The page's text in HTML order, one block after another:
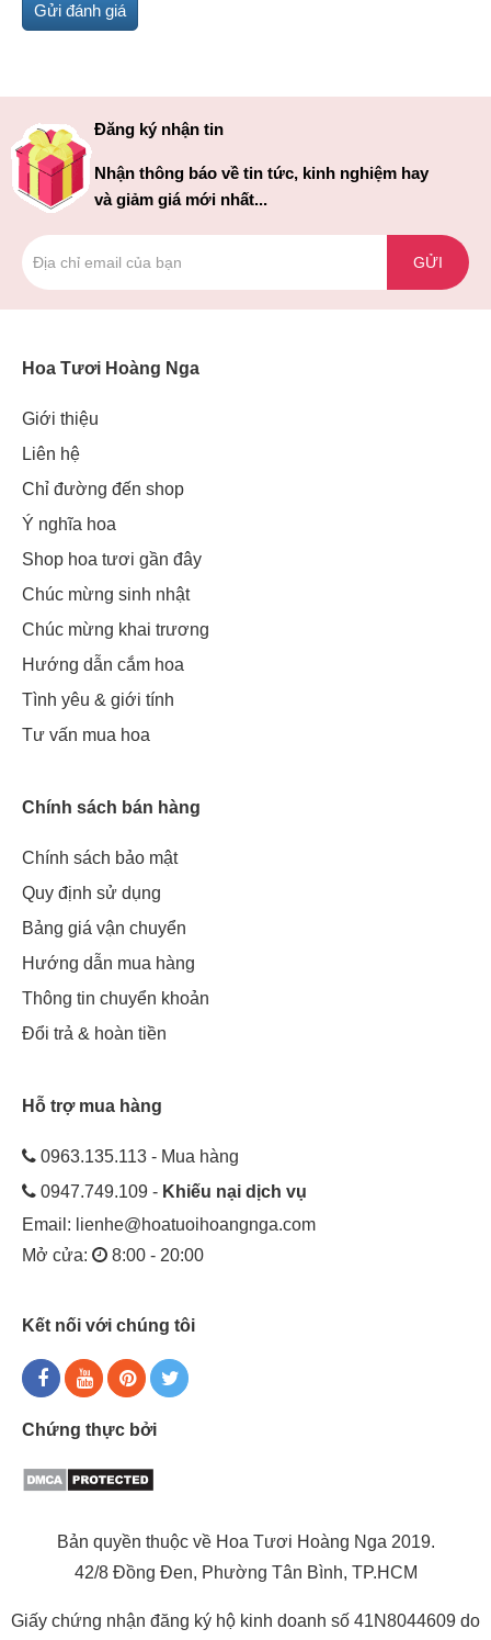
Đăng ký nhận tin
Nhận thông báo về tin tức, kinh nghiệm hay
và giảm giá mới nhất...
GỬI
Hoa Tươi Hoàng Nga
Giới thiệu
Liên hệ
Chỉ đường đến shop
Ý nghĩa hoa
Shop hoa tươi gần đây
Chúc mừng sinh nhật
Chúc mừng khai trương
Hướng dẫn cắm hoa
Tình yêu & giới tính
Tư vấn mua hoa
Chính sách bán hàng
Chính sách bảo mật
Quy định sử dụng
Bảng giá vận chuyển
Hướng dẫn mua hàng
Thông tin chuyển khoản
Đổi trả & hoàn tiền
Hỗ trợ mua hàng
0963.135.113 - Mua hàng
0947.749.109 - Khiếu nại dịch vụ
Email: lienhe@hoatuoihoangnga.com
Mở cửa:
8:00 - 20:00
Kết nối với chúng tôi
Chứng thực bởi
Bản quyền thuộc về Hoa Tươi Hoàng Nga 2019.
42/8 Đồng Đen, Phường Tân Bình, TP.HCM
Giấy chứng nhận đăng ký hộ kinh doanh số 41N8044609 do